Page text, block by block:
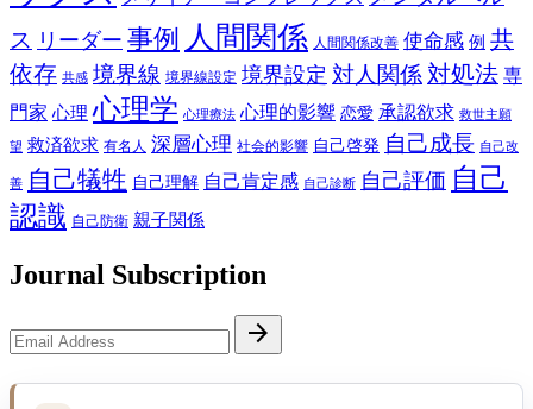
ス リーダー 事例 人間関係 人間関係改善 使命感 例 共
依存 共感 境界線 境界線設定 境界設定 対人関係 対処法 専
門家 心理 心理学 心理療法 心理的影響 恋愛 承認欲求 救世主願
望 救済欲求 有名人 深層心理 社会的影響 自己啓発 自己成長 自己改
善 自己犠牲 自己理解 自己肯定感 自己診断 自己評価 自己
認識 自己防衛 親子関係
Journal Subscription
Address
arrow_forward